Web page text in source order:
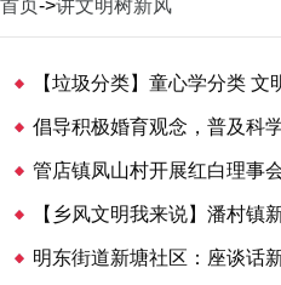
首页->讲文明树新风
管店镇凤山村开展红白理事
【乡风文明我来说】潘村镇
明东街道新塘社区：座谈话